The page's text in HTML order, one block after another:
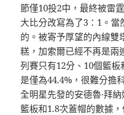
節僅10投2中，最終被雷
大比分改寫為了3：1。
的。被寄予厚望的內線雙
糕，加索爾已經不再是兩
列賽只有12分、10個籃
是僅為44.4%，很難分擔
全明星先發的安德魯·拜
籃板和1.8次蓋帽的數據